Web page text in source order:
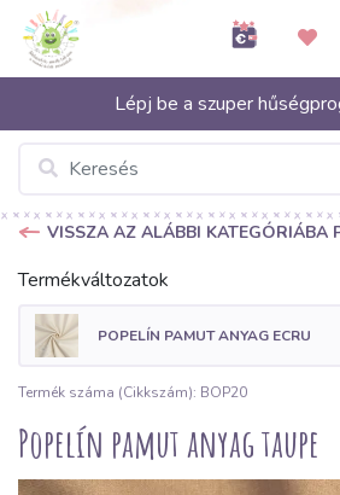
Lépj be a szuper
VISSZA AZ ALÁBBI KATEGÓRIÁBA
Termékváltozatok
POPELÍN PAMUT ANYAG ECRU
Termék száma (Cikkszám): BOP20
Popelín pamut anyag taupe